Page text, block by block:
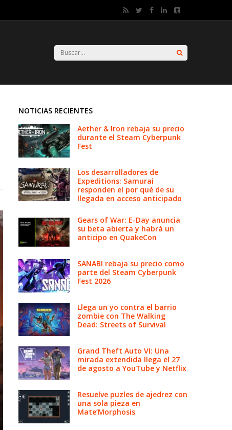
NOTICIAS RECIENTES
Aether & Iron rebaja su precio
durante el Steam Cyberpunk
Fest
Los desarrolladores de
Expeditions: Samurai
responden el por qué de su
llegada en acceso anticipado
Gears of War: E-Day anuncia
su beta abierta y habrá un
anticipo en QuakeCon
SANABI rebaja su precio como
parte del Steam Cyberpunk
Fest 2026
Llega un yo contra el barrio
zombie con The Walking
Dead: Streets of Survival
Grand Theft Auto VI: Una
mirada extendida llega el 27
de agosto a YouTube y Netflix
Resuelve puzles de ajedrez con
una sola pieza en
Mate’Morphosis